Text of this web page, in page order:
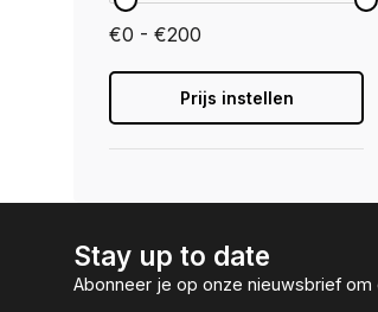
€0 - €200
Prijs instellen
Stay up to date
Abonneer je op onze nieuwsbrief